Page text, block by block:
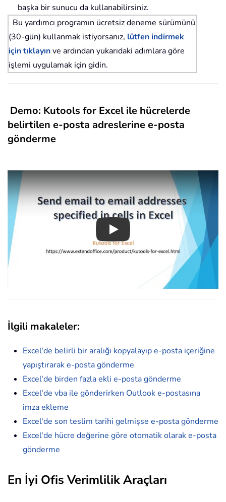
başka bir sunucu da kullanabilirsiniz.
Bu yardımcı programın ücretsiz deneme sürümünü
(30-gün) kullanmak istiyorsanız, lütfen indirmek
için tıklayınve ardından yukarıdaki adımlara göre
işlemi uygulamak için gidin.
Demo: Kutools for Excel ile hücrelerde
belirtilen e-posta adreslerine e-posta
gönderme
Play
İlgili makaleler:
Excel'de belirli bir aralığı kopyalayıp e-posta içeriğine
yapıştırarak e-posta gönderme
Excel'de birden fazla ekli e-posta gönderme
Excel'de vba ile gönderirken Outlook e-postasına
imza ekleme
Excel'de son teslim tarihi gelmişse e-posta gönderme
Excel'de hücre değerine göre otomatik olarak e-posta
gönderme
En İyi Ofis Verimlilik Araçları